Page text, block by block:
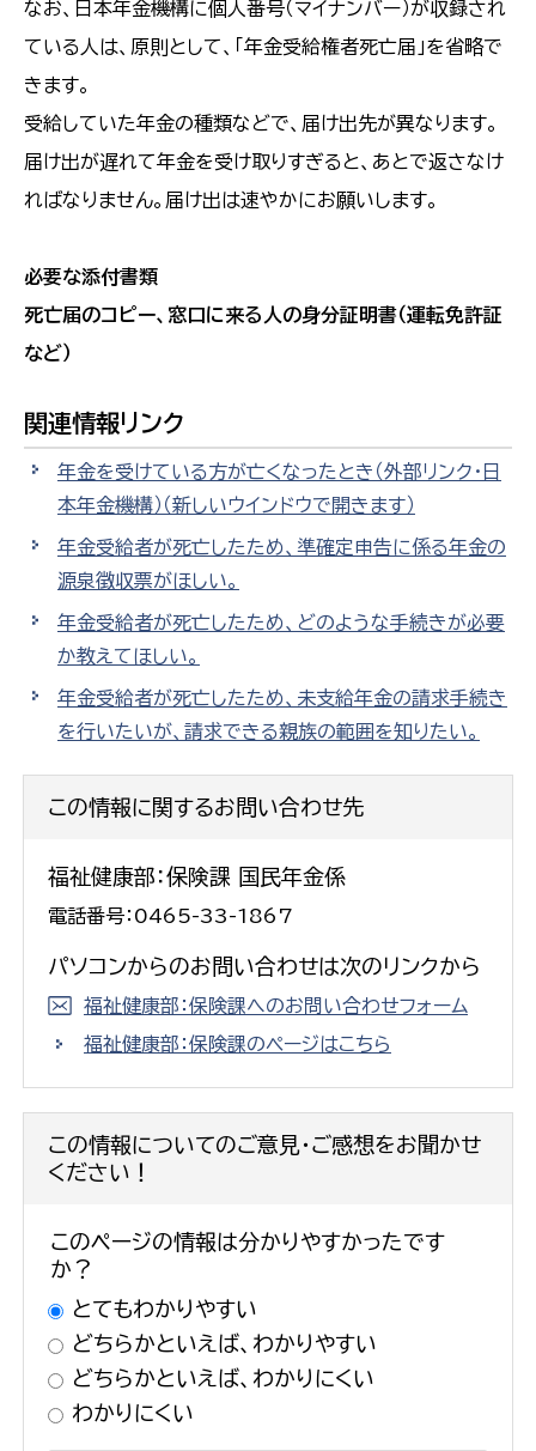
なお、日本年金機構に個人番号（マイナンバー）が収録され
ている人は、原則として、「年金受給権者死亡届」を省略で
きます。
受給していた年金の種類などで、届け出先が異なります。
届け出が遅れて年金を受け取りすぎると、あとで返さなけ
ればなりません。届け出は速やかにお願いします。
必要な添付書類
死亡届のコピー、窓口に来る人の身分証明書（運転免許証
など）
関連情報リンク
年金を受けている方が亡くなったとき（外部リンク・日
本年金機構） （新しいウインドウで開きます）
年金受給者が死亡したため、準確定申告に係る年金の
源泉徴収票がほしい。
年金受給者が死亡したため、どのような手続きが必要
か教えてほしい。
年金受給者が死亡したため、未支給年金の請求手続き
を行いたいが、請求できる親族の範囲を知りたい。
この情報に関するお問い合わせ先
福祉健康部：保険課 国民年金係
電話番号：0465-33-1867
パソコンからのお問い合わせは次のリンクから
福祉健康部：保険課へのお問い合わせフォーム
福祉健康部：保険課のページはこちら
この情報についてのご意見・ご感想をお聞かせ
ください！
このページの情報は分かりやすかったです
か？
とてもわかりやすい
どちらかといえば、わかりやすい
どちらかといえば、わかりにくい
わかりにくい